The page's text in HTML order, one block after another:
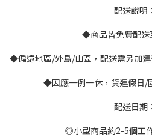
配送說明：
◆商品皆免費配送
◆偏遠地區/外島/山區，配送需另加運
◆因應一例一休，貨運假日/
配送日期：
◎小型商品約2-5個工